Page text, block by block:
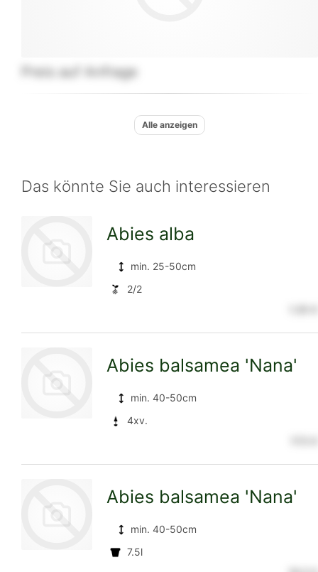
Preis auf Anfrage
Alle anzeigen
Das könnte Sie auch interessieren
Detailseite
Abies alba
min. 25-50cm
2/2
Detailseite
Abies balsamea 'Nana'
min. 40-50cm
4xv.
Abies balsamea 'Nana'
min. 40-50cm
7.5l